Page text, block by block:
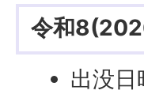
令和
出没